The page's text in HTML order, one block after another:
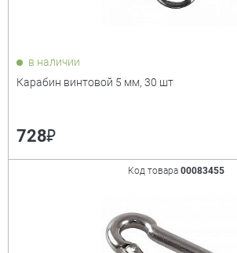
в наличии
Карабин винтовой 5 мм, 30 шт
728₽
Код товара 00083455